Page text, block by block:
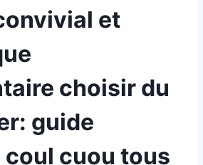
et
choisir du
guide
cuou tous